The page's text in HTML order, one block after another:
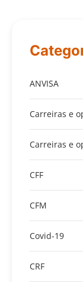
ANVISA
Carreiras e
Carreiras e
CFF
CFM
Covid-19
CRF